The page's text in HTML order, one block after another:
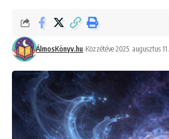
ÁlmosKönyv.hu Közzétéve 2025. augusztus 11.